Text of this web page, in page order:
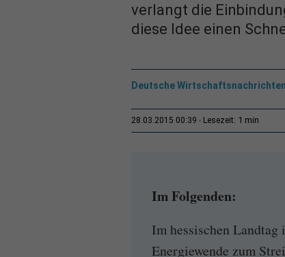
verlangt die
diese Idee einen
Deutsche Wirtschaftsnachrichten
28.03.2015 00:39 Lesezeit: 1 min
Im Folgenden:
Im hessischen
Energiewende zum